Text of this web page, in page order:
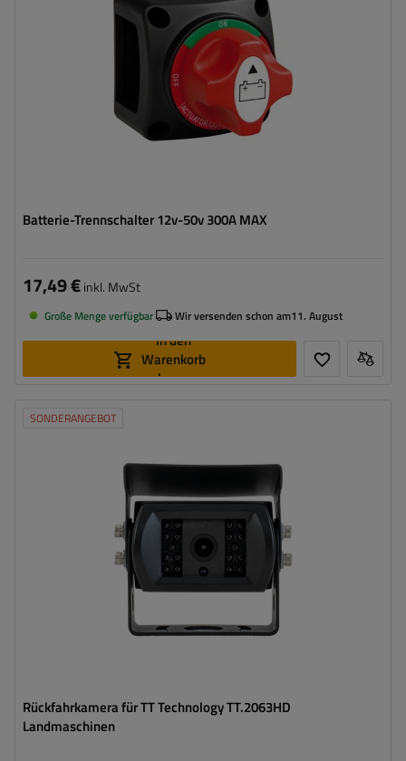
Batterie-Trennschalter 12v-50v 300A MAX
17,49 €inkl. MwSt
Große Menge verfügbar Wir versenden schon am11. August
In den
Warenkorb
legen
SONDERANGEBOT
Rückfahrkamera für TT Technology TT.2063HD
Landmaschinen